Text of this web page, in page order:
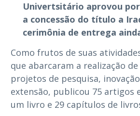
Univertsitário aprovou
a concessão do título a
cerimônia de entrega
Como frutos de suas
que abarcaram a realização
projetos de pesquisa,
extensão, publicou 75 artigos
um livro e 29 capítulos de